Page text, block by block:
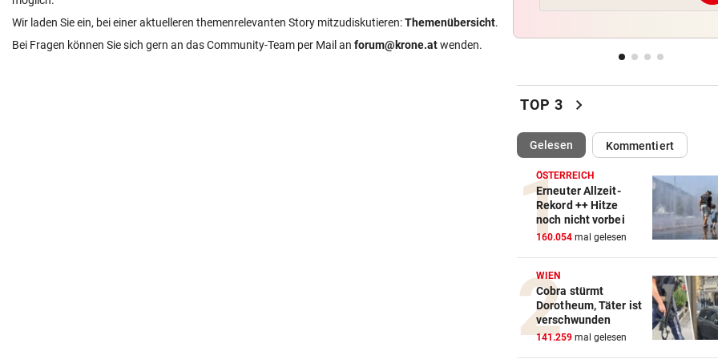
Wir laden Sie ein, bei einer aktuelleren themenrelevanten Story mitzudiskutieren:Themenübersicht.
Bei Fragen können Sie sich gern an das Community-Team per Mail an forum@krone.atwenden.
Fehlstart komplett! Nächste
Wieder Muren nach
Dramatik im Valser Tal
IN GREENSBORO
Straka verpasst bei PGA-
den Cut vorzeitig
SCHRIEB WM-GESCHICHTE vor
Bayern kassiert Millionen –
TOP 3 chevron_right
Gelesen(ausgewählt)Kommentiert
ÖSTERREICH
Erneuter Allzeit-
Rekord ++ Hitze
noch nicht vorbei
160.054 mal gelesen
WIEN
Cobra stürmt
Dorotheum, Täter ist
verschwunden
141.259 mal gelesen